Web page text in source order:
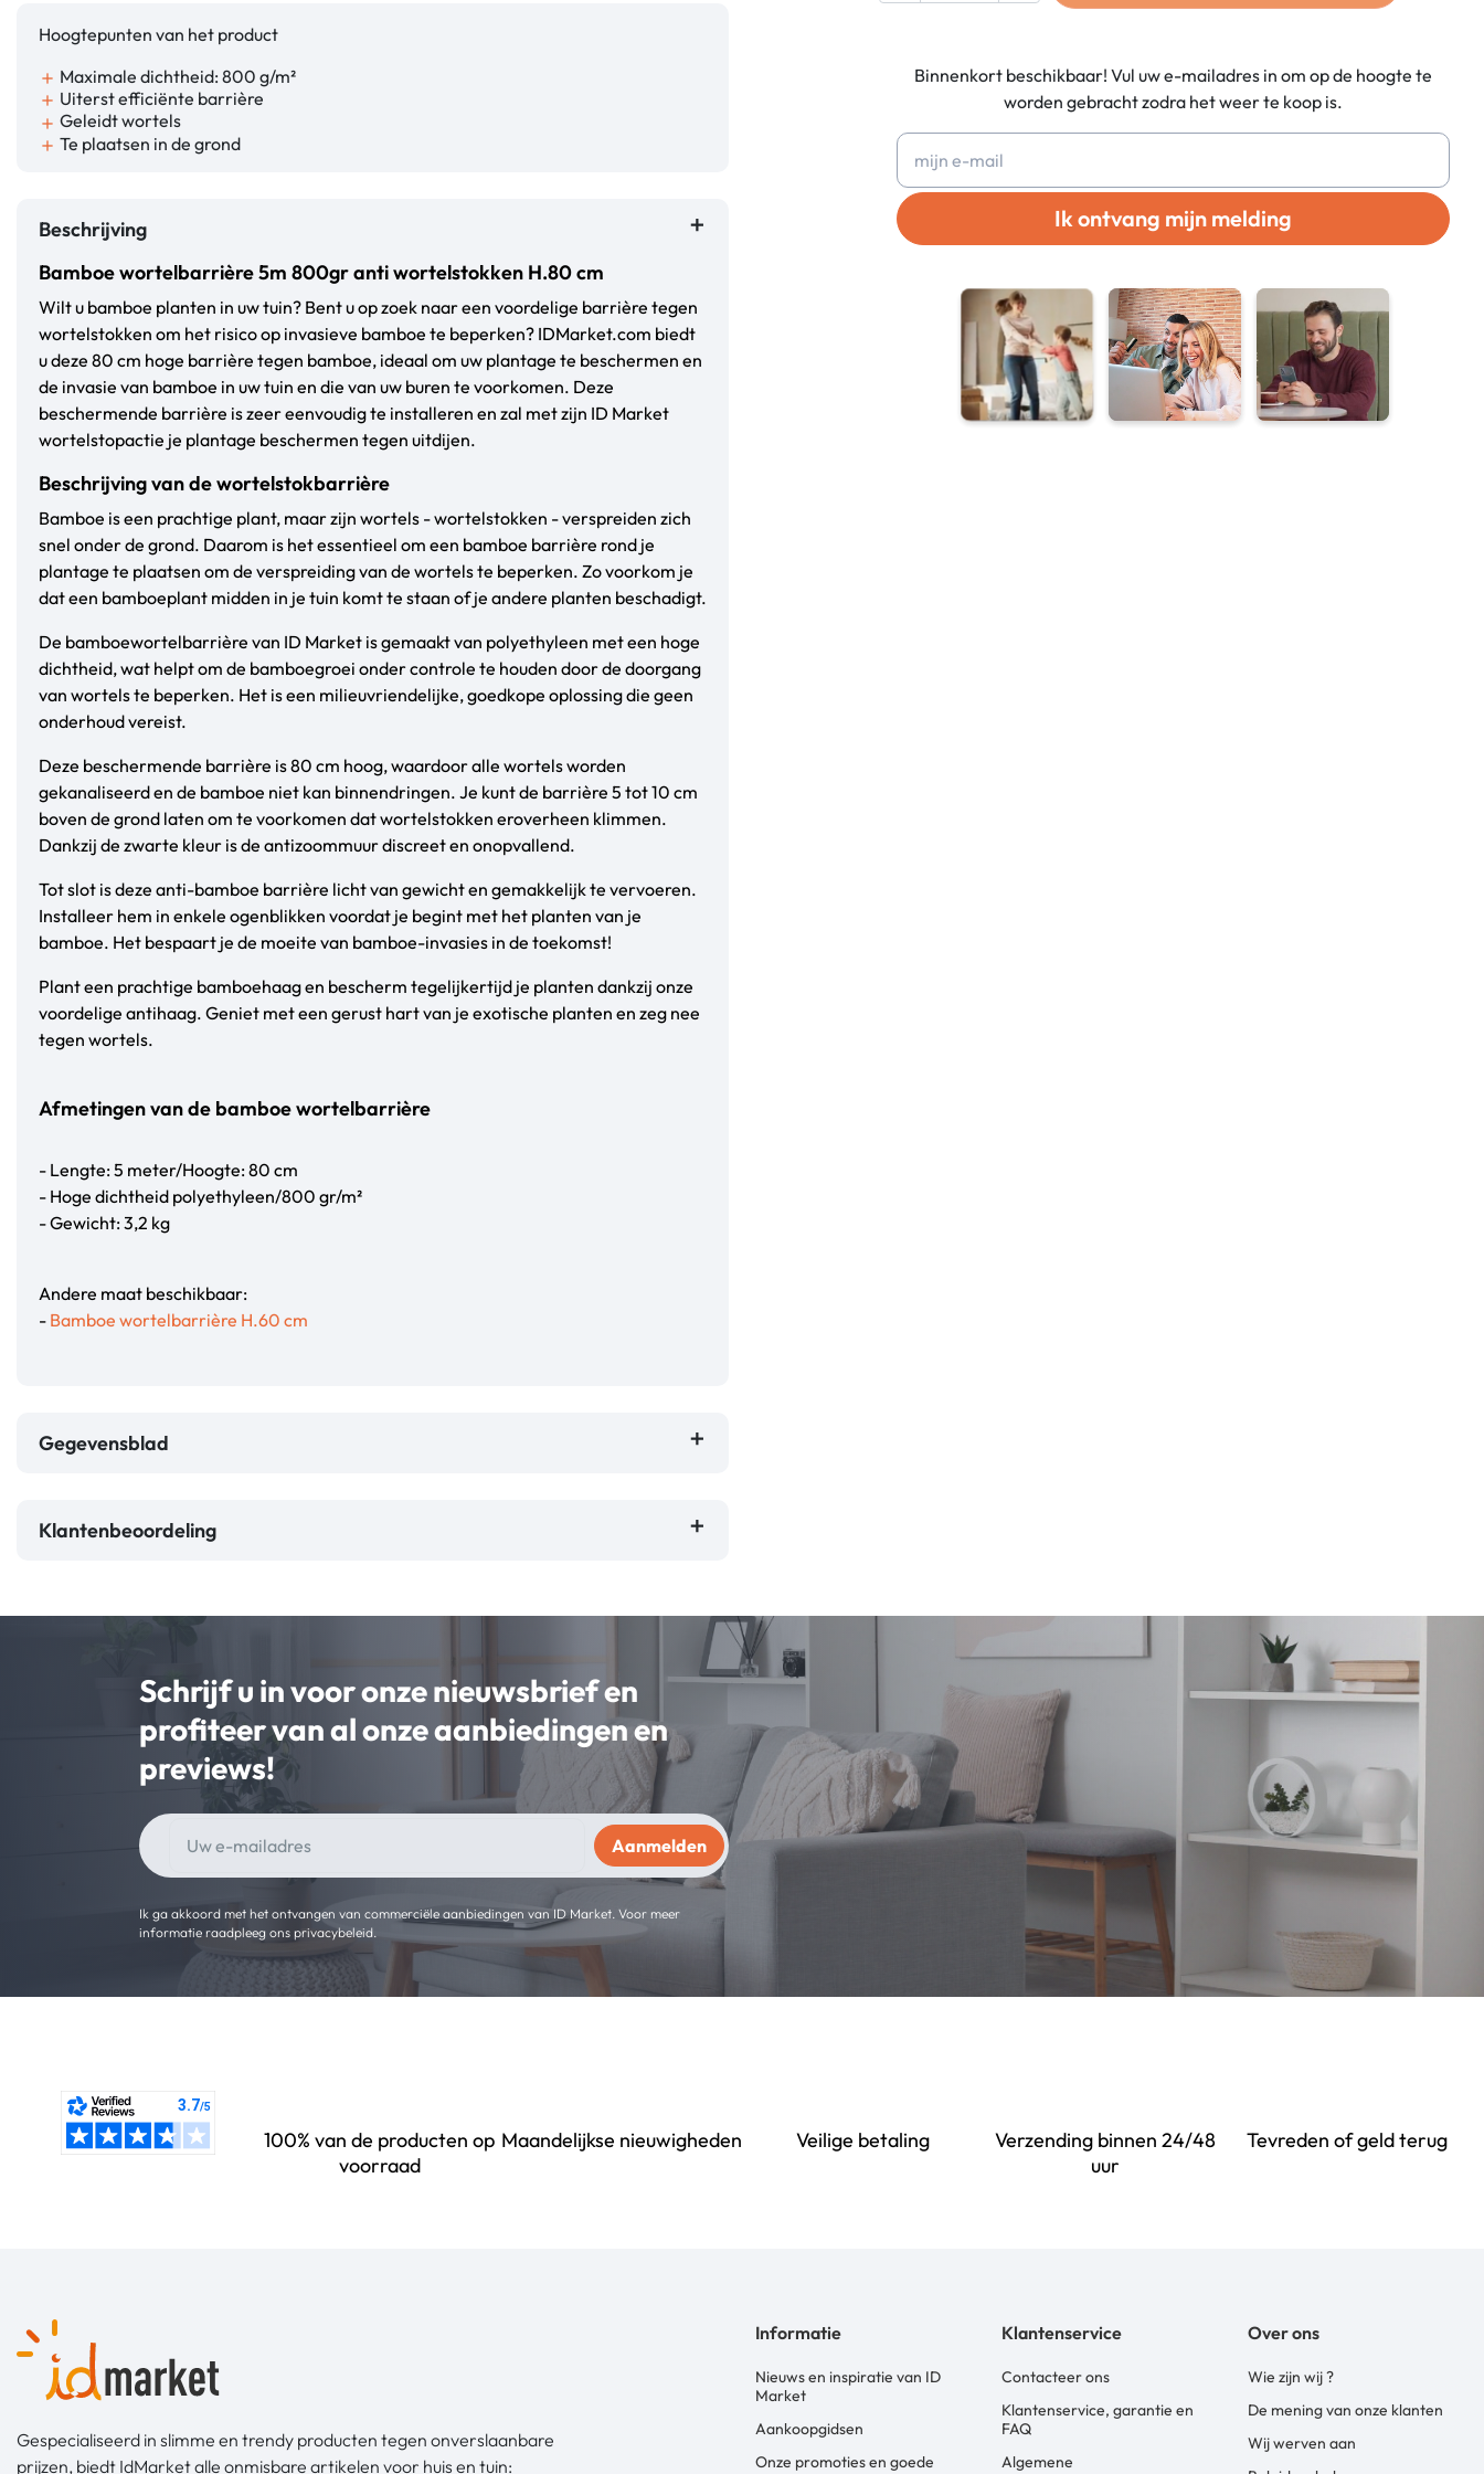
Hoogtepunten van het product
add Maximale dichtheid: 800 g/m²
add Uiterst efficiënte barrière
add Geleidt wortels
add Te plaatsen in de grond
Beschrijving
Bamboe wortelbarrière 5m 800gr anti wortelstokken H.80 cm
Wilt u bamboe planten in uw tuin? Bent u op zoek naar een voordelige barrière tegen
wortelstokken om het risico op invasieve bamboe te beperken? IDMarket.com biedt
u deze 80 cm hoge barrière tegen bamboe, ideaal om uw plantage te beschermen en
de invasie van bamboe in uw tuin en die van uw buren te voorkomen. Deze
beschermende barrière is zeer eenvoudig te installeren en zal met zijn ID Market
wortelstopactie je plantage beschermen tegen uitdijen.
Beschrijving van de wortelstokbarrière
Bamboe is een prachtige plant, maar zijn wortels - wortelstokken - verspreiden zich
snel onder de grond. Daarom is het essentieel om een bamboe barrière rond je
plantage te plaatsen om de verspreiding van de wortels te beperken. Zo voorkom je
dat een bamboeplant midden in je tuin komt te staan of je andere planten beschadigt.
De bamboewortelbarrière van ID Market is gemaakt van polyethyleen met een hoge
dichtheid, wat helpt om de bamboegroei onder controle te houden door de doorgang
van wortels te beperken. Het is een milieuvriendelijke, goedkope oplossing die geen
onderhoud vereist.
Deze beschermende barrière is 80 cm hoog, waardoor alle wortels worden
gekanaliseerd en de bamboe niet kan binnendringen. Je kunt de barrière 5 tot 10 cm
boven de grond laten om te voorkomen dat wortelstokken eroverheen klimmen.
Dankzij de zwarte kleur is de antizoommuur discreet en onopvallend.
Tot slot is deze anti-bamboe barrière licht van gewicht en gemakkelijk te vervoeren.
Installeer hem in enkele ogenblikken voordat je begint met het planten van je
bamboe. Het bespaart je de moeite van bamboe-invasies in de toekomst!
Plant een prachtige bamboehaag en bescherm tegelijkertijd je planten dankzij onze
voordelige antihaag. Geniet met een gerust hart van je exotische planten en zeg nee
tegen wortels.
Afmetingen van de bamboe wortelbarrière
- Lengte: 5 meter/Hoogte: 80 cm
- Hoge dichtheid polyethyleen/800 gr/m²
- Gewicht: 3,2 kg
Andere maat beschikbaar:
- Bamboe wortelbarrière H.60 cm
Gegevensblad
Klantenbeoordeling
Binnenkort beschikbaar! Vul uw e-mailadres in om op de hoogte te
worden gebracht zodra het weer te koop is.
Ik ontvang mijn melding
Schrijf u in voor onze nieuwsbrief en
profiteer van al onze aanbiedingen en
previews!
Ik ga akkoord met het ontvangen van commerciële aanbiedingen van ID Market. Voor meer
informatie raadpleeg ons privacybeleid.
100% van de producten op
voorraad
Maandelijkse nieuwigheden Veilige betaling
Verzending binnen 24/48
uur
Tevreden of geld terug
Gespecialiseerd in slimme en trendy producten tegen onverslaanbare
prijzen, biedt IdMarket alle onmisbare artikelen voor huis en tuin:
Informatie
Nieuws en inspiratie van ID
Market
Aankoopgidsen
Onze promoties en goede
Klantenservice
Contacteer ons
Klantenservice, garantie en
FAQ
Algemene
Over ons
Wie zijn wij ?
De mening van onze klanten
Wij werven aan